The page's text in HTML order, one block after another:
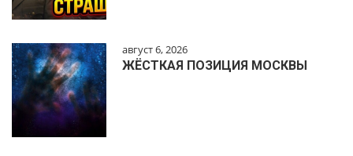
август 6, 2026
ЖЁСТКАЯ ПОЗИЦИЯ МОСКВЫ